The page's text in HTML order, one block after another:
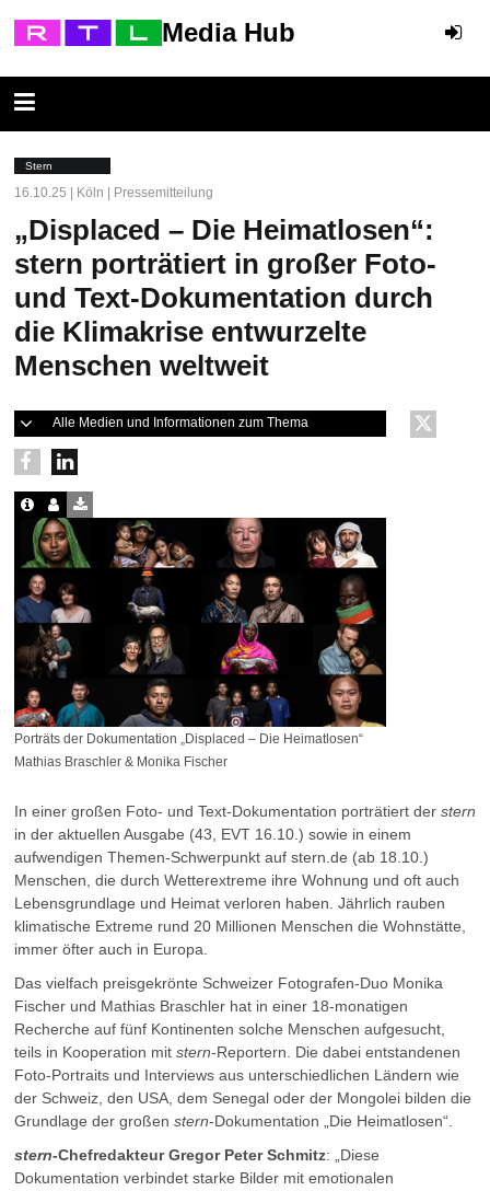
Media Hub
Stern
16.10.25 | Köln | Pressemitteilung
„Displaced – Die Heimatlosen“:
stern porträtiert in großer Foto-
und Text-Dokumentation durch
die Klimakrise entwurzelte
Menschen weltweit
Alle Medien und Informationen zum Thema
Porträts der Dokumentation „Displaced – Die Heimatlosen“
Mathias Braschler & Monika Fischer
In einer großen Foto- und Text-Dokumentation porträtiert der stern
in der aktuellen Ausgabe (43, EVT 16.10.) sowie in einem
aufwendigen Themen-Schwerpunkt auf stern.de (ab 18.10.)
Menschen, die durch Wetterextreme ihre Wohnung und oft auch
Lebensgrundlage und Heimat verloren haben. Jährlich rauben
klimatische Extreme rund 20 Millionen Menschen die Wohnstätte,
immer öfter auch in Europa.
Das vielfach preisgekrönte Schweizer Fotografen-Duo Monika
Fischer und Mathias Braschler hat in einer 18-monatigen
Recherche auf fünf Kontinenten solche Menschen aufgesucht,
teils in Kooperation mit stern-Reportern. Die dabei entstandenen
Foto-Portraits und Interviews aus unterschiedlichen Ländern wie
der Schweiz, den USA, dem Senegal oder der Mongolei bilden die
Grundlage der großen stern-Dokumentation „Die Heimatlosen“.
stern-Chefredakteur Gregor Peter Schmitz: „Diese
Dokumentation verbindet starke Bilder mit emotionalen